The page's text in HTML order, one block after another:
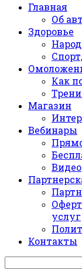
Главная
Об
Здоровье
Как
Магазин
Вебинары
услуг
Контакты